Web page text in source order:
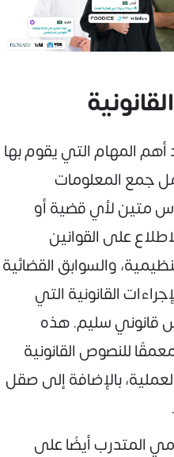
أهم المهام التي يقوم بها
جمع المعلومات
متين لأي قضية أو
على القوانين
والسوابق القضائية
القانونية التي
قانوني سليم. هذه
للنصوص القانونية
بالإضافة إلى صقل
المتدرب أيضًا على